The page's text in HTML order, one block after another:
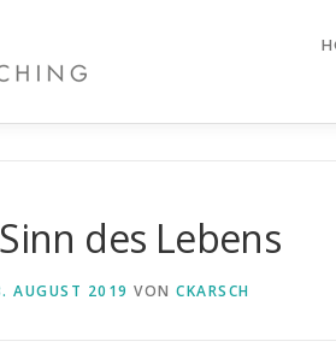
des Lebens
AUGUST 2019 VON CKARSCH